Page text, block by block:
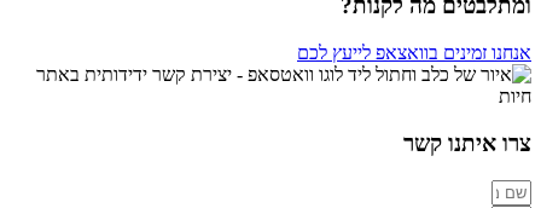
ומתלבטים מה לקנות?
אנחנו זמינים בוואצאפ לייעץ לכם
צרו איתנו קשר